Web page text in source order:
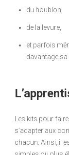
du houblon,
de la levure,
et parfois
davantage sa
Les kits pour
s’adapter aux
chacun. Ainsi, il